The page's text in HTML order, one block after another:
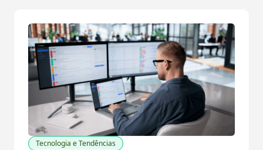
Tecnologia e Tendências